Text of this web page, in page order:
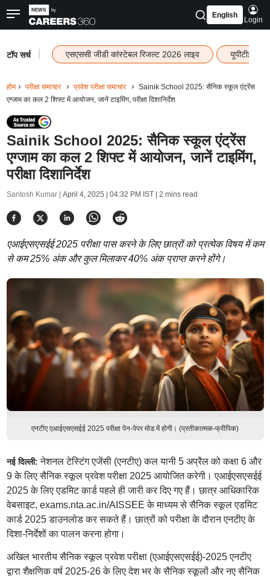
English
Login
टॉप सर्च एसएससी जीडी कांस्टेबल रिजल्ट 2026 लाइव यूपीटीईटी
होम परीक्षा समाचार प्रवेश परीक्षा समाचार
Sainik School 2025: सैनिक स्कूल एंट्रेंस
एग्जाम का कल 2 शिफ्ट में आयोजन, जानें टाइमिंग, परीक्षा दिशानिर्देश
Sainik School 2025: सैनिक स्कूल एंट्रेंस
एग्जाम का कल 2 शिफ्ट में आयोजन, जानें टाइमिंग,
परीक्षा दिशानिर्देश
Santosh Kumar | April 4, 2025 | 04:32 PM IST| 2 mins read
एआईएसएसईई 2025 परीक्षा पास करने के लिए छात्रों को प्रत्येक विषय में कम
से कम 25% अंक और कुल मिलाकर 40% अंक प्राप्त करने होंगे।
एनटीए एआईएसएसईई 2025 परीक्षा पेन-पेपर मोड में होगी। (प्रतीकात्मक-फ्रीपिक)
नई दिल्ली: नेशनल टेस्टिंग एजेंसी (एनटीए) कल यानी 5 अप्रैल को कक्षा 6 और
9 के लिए सैनिक स्कूल प्रवेश परीक्षा 2025 आयोजित करेगी। एआईएसएसईई
2025 के लिए एडमिट कार्ड पहले ही जारी कर दिए गए हैं। छात्र आधिकारिक
वेबसाइट, exams.nta.ac.in/AISSEE के माध्यम से सैनिक स्कूल एडमिट
कार्ड 2025 डाउनलोड कर सकते हैं। छात्रों को परीक्षा के दौरान एनटीए के
दिशा-निर्देशों का पालन करना होगा।
अखिल भारतीय सैनिक स्कूल प्रवेश परीक्षा (एआईएसएसईई)-2025 एनटीए
द्वारा शैक्षणिक वर्ष 2025-26 के लिए देश भर के सैनिक स्कूलों और नए सैनिक